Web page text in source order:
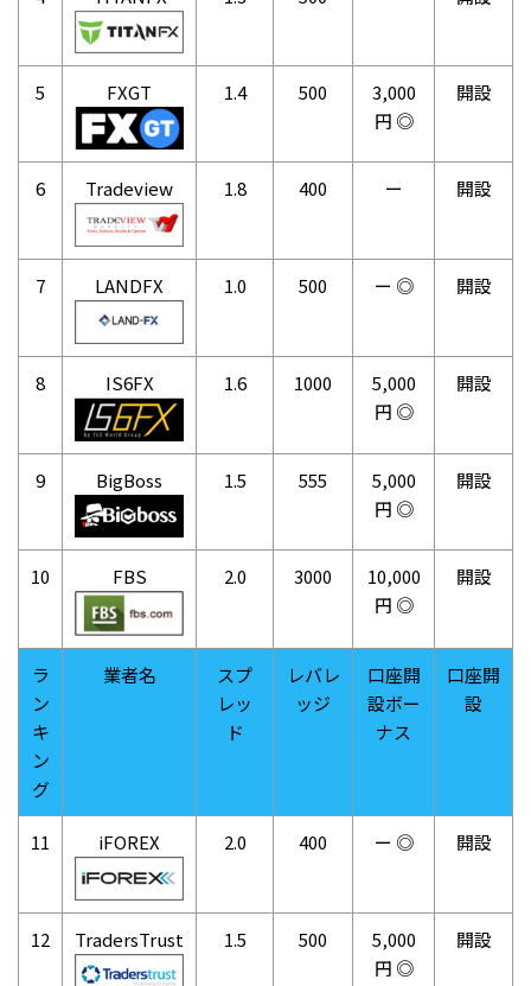
5 FXGT 1.4 500
3,000
円 ◎
開設
6 Tradeview 1.8 400 ー 開設
7 LANDFX 1.0 500 ー ◎ 開設
8 IS6FX 1.6 1000
5,000
円 ◎
開設
9 BigBoss 1.5 555
5,000
円 ◎
開設
10 FBS 2.0 3000
10,000
円 ◎
開設
ラ
ン
キ
ン
グ
業者名
スプ
レッ
ド
レバレ
ッジ
口座開
設ボー
ナス
口座開
設
11 iFOREX 2.0 400 ー ◎ 開設
12 TradersTrust 1.5 500
5,000
円 ◎
開設